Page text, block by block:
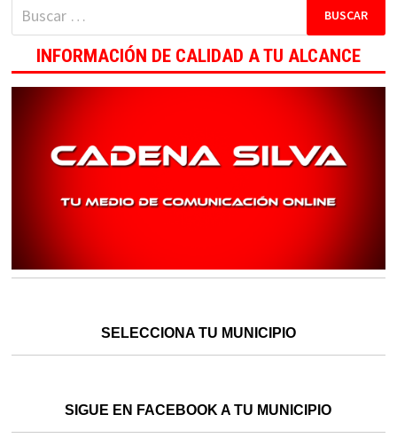
Buscar:
INFORMACIÓN DE CALIDAD A TU ALCANCE
SELECCIONA TU MUNICIPIO
SIGUE EN FACEBOOK A TU MUNICIPIO